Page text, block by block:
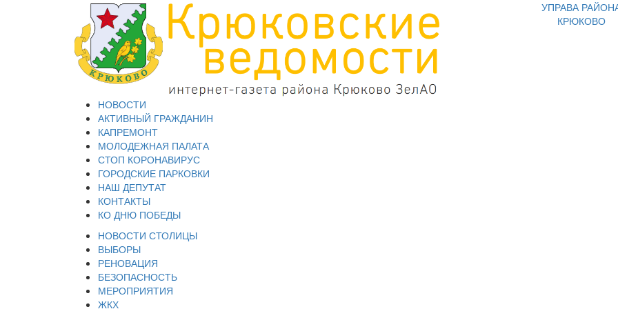
УПРАВА
КРЮКОВО
НОВОСТИ
АКТИВНЫЙ ГРАЖДАНИН
КАПРЕМОНТ
МОЛОДЕЖНАЯ ПАЛАТА
СТОП КОРОНАВИРУС
ГОРОДСКИЕ ПАРКОВКИ
НАШ ДЕПУТАТ
КОНТАКТЫ
КО ДНЮ ПОБЕДЫ
НОВОСТИ СТОЛИЦЫ
ВЫБОРЫ
РЕНОВАЦИЯ
БЕЗОПАСНОСТЬ
МЕРОПРИЯТИЯ
ЖКХ